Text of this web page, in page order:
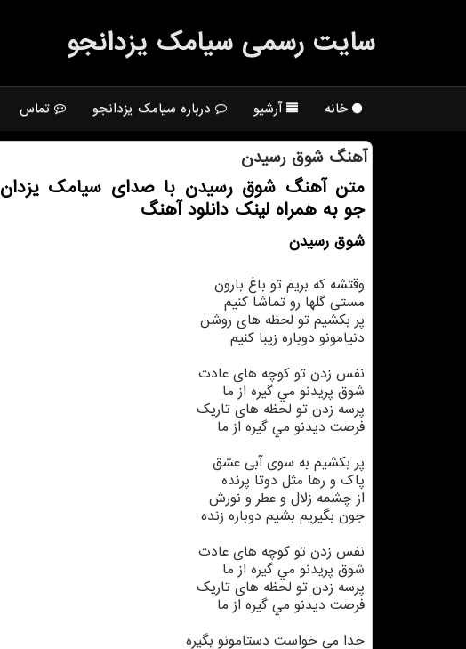
سایت رسمی سیامك یزدانجو
خانه آرشیو درباره سیامک یزدانجو تماس
آهنگ شوق رسیدن
متن آهنگ شوق رسیدن با صدای سیامك یزدان
جو به همراه لینك دانلود آهنگ
شوق رسيدن
وقتشه كه بريم تو باغ بارون
مستى گلها رو تماشا كنيم
پر بكشيم تو لحظه هاى روشن
دنيامونو دوباره زيبا كنيم
نفس زدن تو كوچه هاى عادت
شوق پريدنو مي گيره از ما
پرسه زدن تو لحظه هاى تاريك
فرصت ديدنو مي گیره از ما
پر بکشیم به سوی آبی عشق
پاک و رها مثل دوتا پرنده
از چشمه زلال و عطر و نورش
جون بگیریم بشیم دوباره زنده
نفس زدن تو كوچه هاى عادت
شوق پريدنو مي گيره از ما
پرسه زدن تو لحظه هاى تاريك
فرصت ديدنو مي گیره از ما
خدا می خواست دستامونو بگيره